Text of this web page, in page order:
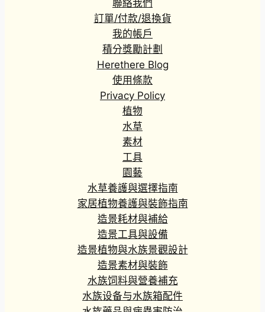
聯絡我們
訂單/付款/退換貨
我的帳戶
積分獎勵計劃
Herethere Blog
使用條款
Privacy Policy
植物
水草
素材
工具
園藝
水草養護與選擇指南
家居植物養護與裝飾指南
造景耗材與補給
造景工具與設備
造景植物與水族景觀設計
造景素材與裝飾
水族饲料與營養補充
水族设备与水族箱配件